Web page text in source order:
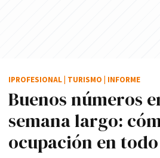
Buenos números
semana largo:
ocupación en
IPROFESIONAL TURISMO INFORME